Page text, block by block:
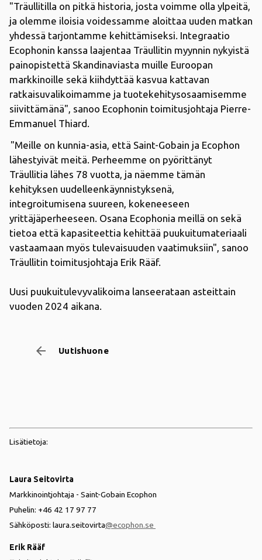
Uutishuone
arrow_backward
"Träullitilla on pitkä historia, josta voimme olla ylpeitä,
ja olemme iloisia voidessamme aloittaa uuden matkan
yhdessä tarjontamme kehittämiseksi. Integraatio
Ecophonin kanssa laajentaa Träullitin myynnin nykyistä
painopistettä Skandinaviasta muille Euroopan
markkinoille sekä kiihdyttää kasvua kattavan
ratkaisuvalikoimamme ja tuotekehitysosaamisemme
siivittämänä", sanoo Ecophonin toimitusjohtaja Pierre-
Emmanuel Thiard.
"Meille on kunnia-asia, että Saint-Gobain ja Ecophon
lähestyivät meitä. Perheemme on pyörittänyt
Träullitia lähes 78 vuotta, ja näemme tämän
kehityksen uudelleenkäynnistyksenä,
integroitumisena suureen, kokeneeseen
yrittäjäperheeseen. Osana Ecophonia meillä on sekä
tietoa että kapasiteettia kehittää puukuitumateriaali
vastaamaan myös tulevaisuuden vaatimuksiin", sanoo
Träullitin toimitusjohtaja Erik Rääf.
Uusi puukuitulevyvalikoima lanseerataan asteittain
vuoden 2024 aikana.
Lisätietoja:
Laura Seitovirta
Markkinointjohtaja - Saint-Gobain Ecophon
Puhelin: +46 42 17 97 77
Sähköposti: laura.seitovirta@ecophon.se
Erik Rääf